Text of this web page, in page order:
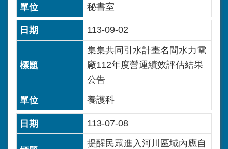
秘書室
113-09-02
集集共同引水計畫名間水力電
廠112年度營運績效評估結果
公告
養護科
113-07-08
提醒民眾進入河川區域內應自